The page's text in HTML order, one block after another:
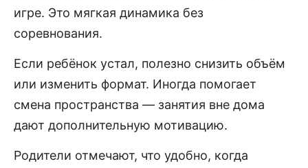
игре. Это мягкая динамика без
соревнования.
Если ребёнок устал, полезно снизить объём
или изменить формат. Иногда помогает
смена пространства — занятия вне дома
дают дополнительную мотивацию.
Родители отмечают, что удобно, когда